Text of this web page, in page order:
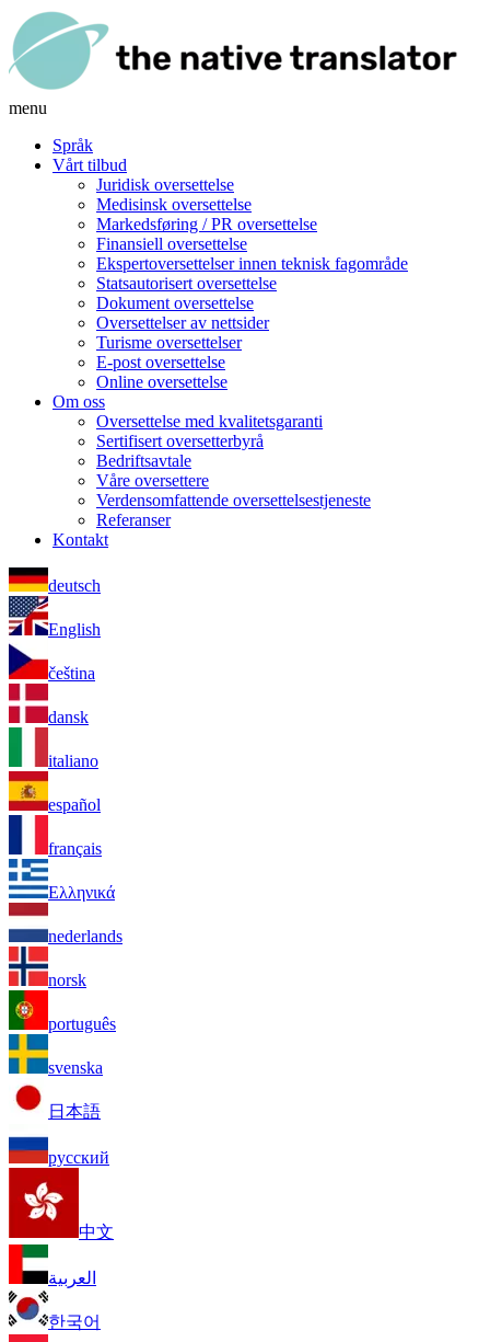
menu
Språk
Vårt tilbud
Juridisk oversettelse
Medisinsk oversettelse
Markedsføring / PR oversettelse
Finansiell oversettelse
Ekspertoversettelser innen teknisk fagområde
Statsautorisert oversettelse
Dokument oversettelse
Oversettelser av nettsider
Turisme oversettelser
E-post oversettelse
Online oversettelse
Om oss
Oversettelse med kvalitetsgaranti
Sertifisert oversetterbyrå
Bedriftsavtale
Våre oversettere
Verdensomfattende oversettelsestjeneste
Referanser
Kontakt
deutsch
English
čeština
dansk
italiano
español
français
Ελληνικά
nederlands
norsk
português
svenska
日本語
русский
中文
العربية
한국어